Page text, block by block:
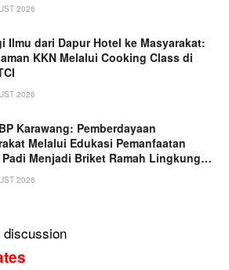
2026
Ilmu dari Dapur Hotel ke Masyarakat:
KKN Melalui Cooking Class di
2026
Karawang: Pemberdayaan
Melalui Edukasi Pemanfaatan
Padi Menjadi Briket Ramah Lingkungan
2026
discussion